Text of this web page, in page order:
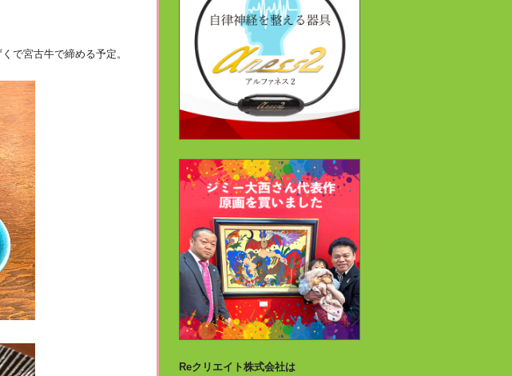
で宮古牛で締める予定。
Reクリエイト株式会社は